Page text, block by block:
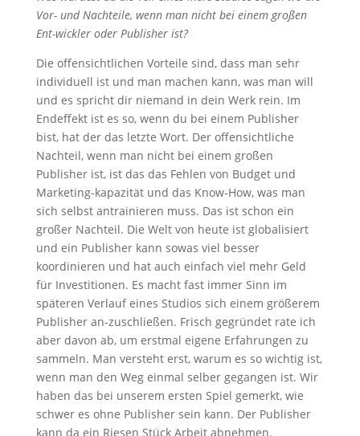
Vor- und Nachteile, wenn man nicht bei einem großen
Ent-wickler oder Publisher ist?
Die offensichtlichen Vorteile sind, dass man sehr
individuell ist und man machen kann, was man will
und es spricht dir niemand in dein Werk rein. Im
Endeffekt ist es so, wenn du bei einem Publisher
bist, hat der das letzte Wort. Der offensichtliche
Nachteil, wenn man nicht bei einem großen
Publisher ist, ist das das Fehlen von Budget und
Marketing-kapazität und das Know-How, was man
sich selbst antrainieren muss. Das ist schon ein
großer Nachteil. Die Welt von heute ist globalisiert
und ein Publisher kann sowas viel besser
koordinieren und hat auch einfach viel mehr Geld
für Investitionen. Es macht fast immer Sinn im
späteren Verlauf eines Studios sich einem größerem
Publisher an-zuschließen. Frisch gegründet rate ich
aber davon ab, um erstmal eigene Erfahrungen zu
sammeln. Man versteht erst, warum es so wichtig ist,
wenn man den Weg einmal selber gegangen ist. Wir
haben das bei unserem ersten Spiel gemerkt, wie
schwer es ohne Publisher sein kann. Der Publisher
kann da ein Riesen Stück Arbeit abnehmen.